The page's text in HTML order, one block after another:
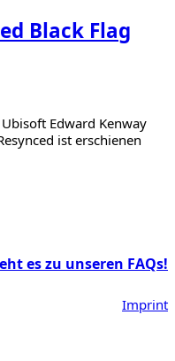
Black Flag
Edward Kenway
ist erschienen
es zu unseren FAQs!
Imprint